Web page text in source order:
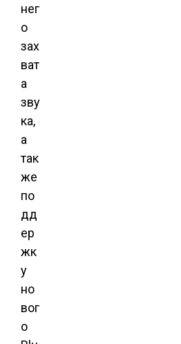
нег
о
зах
ват
а
зву
ка,
а
так
же
по
дд
ер
жк
у
но
вог
о